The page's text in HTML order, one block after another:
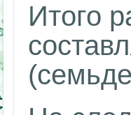
Итого